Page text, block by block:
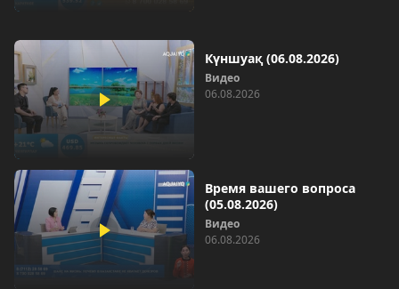
Күншуақ (06.08.2026)
Видео
06.08.2026
Время вашего вопроса
(05.08.2026)
Видео
06.08.2026